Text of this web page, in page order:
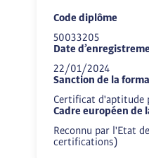
Code diplôme
50033205
Date
22/01/2024
Sanction de la
Certificat d'aptitude
Cadre européen de
Reconnu par l'Etat
certifications)